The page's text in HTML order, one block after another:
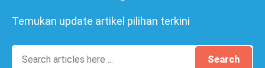
Temukan update artikel pilihan terkini
Search